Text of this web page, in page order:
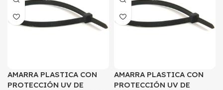
AMARRA PLASTICA CON
PROTECCIÓN UV DE
AMARRA PLASTICA CON
PROTECCIÓN UV DE